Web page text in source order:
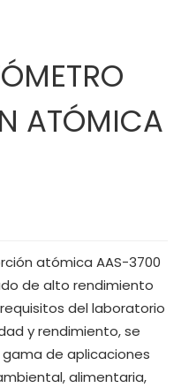
ATÓMICA
atómica AAS-3700
de alto rendimiento
del laboratorio
y rendimiento, se
de aplicaciones
alimentaria,